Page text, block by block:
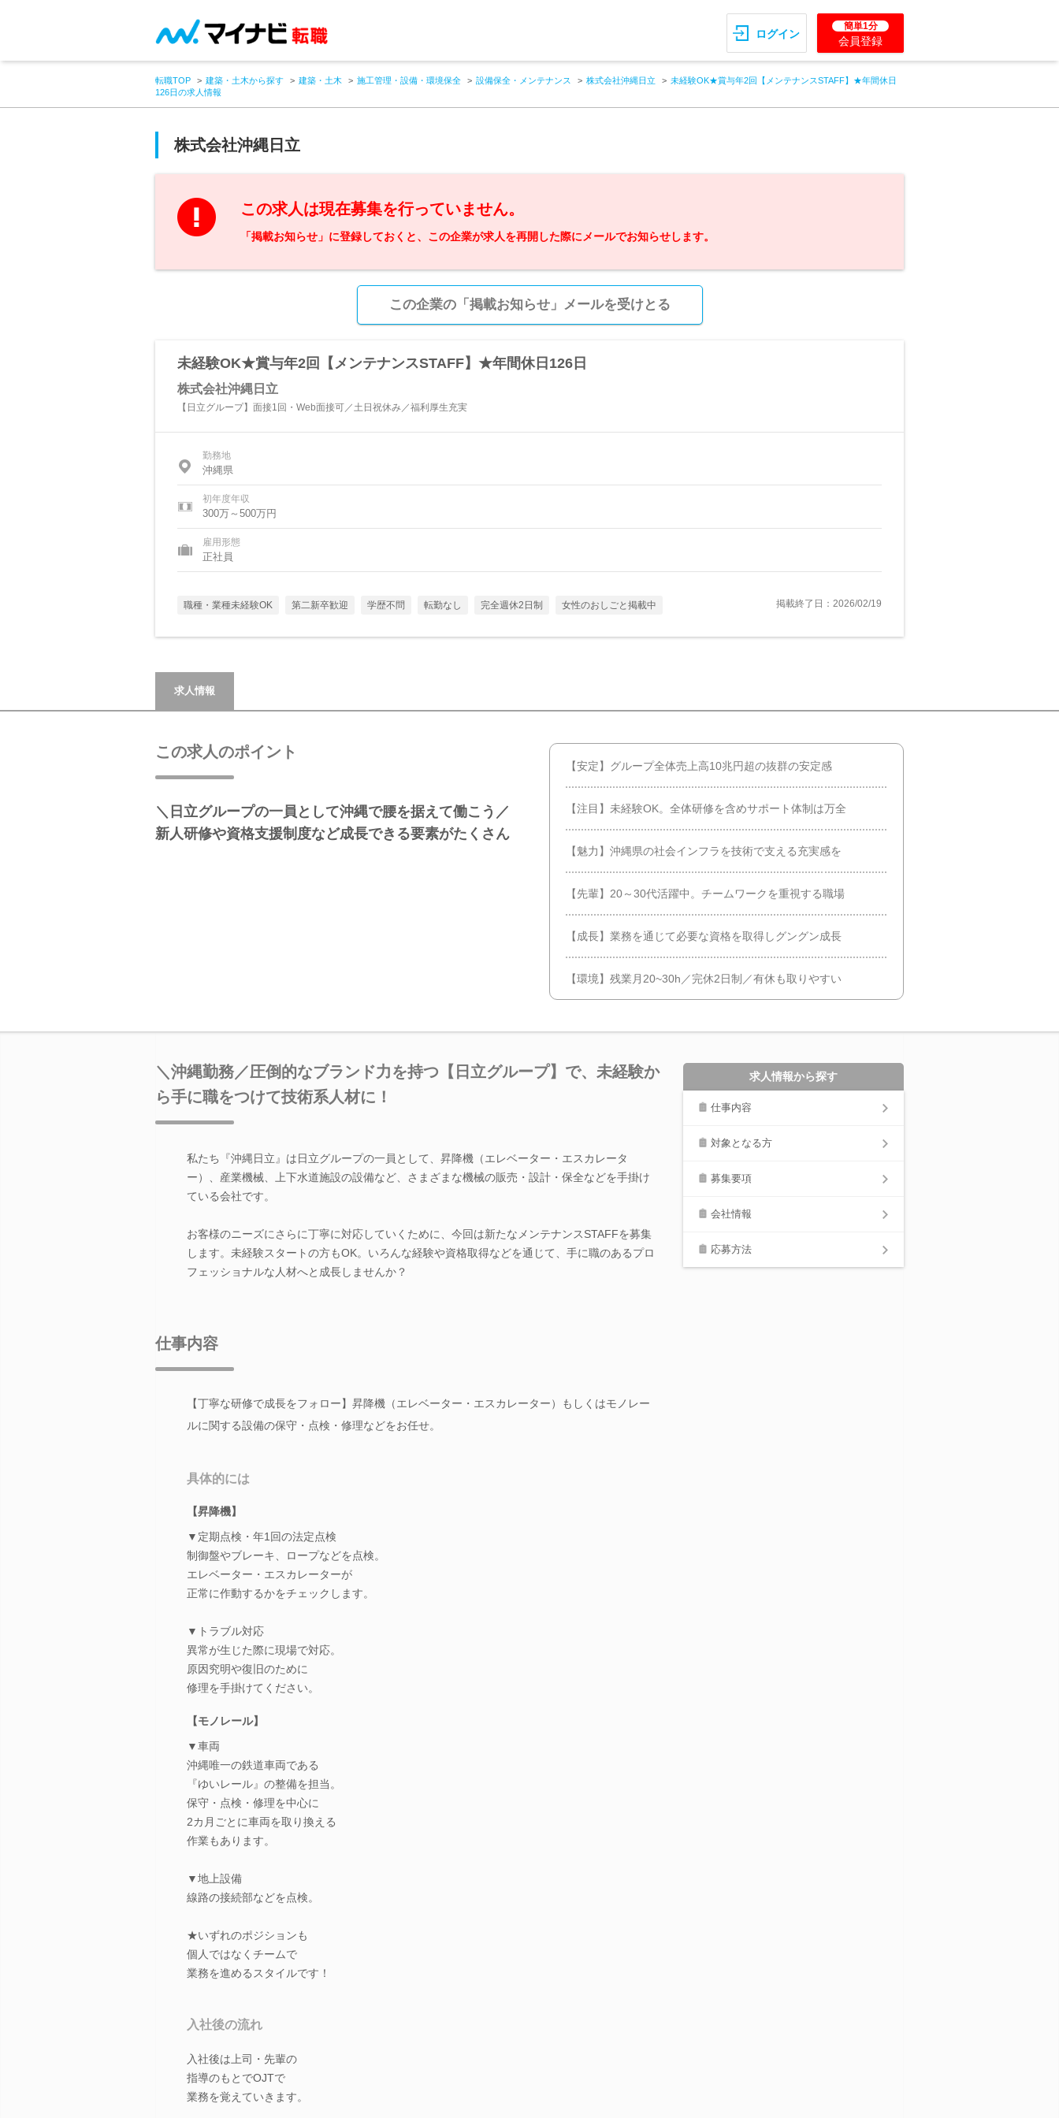
ログイン
簡単1分
会員登録
転職TOP 建築・土木から探す 建築・土木 施工管理・設備・環境保全 設備保全・メンテナンス 株式会社沖縄日立
未経験OK★賞与年2回【メンテナンスSTAFF】★年間休日
126日の求人情報
株式会社沖縄日立
この求人は現在募集を行っていません。
「掲載お知らせ」に登録しておくと、この企業が求人を再開した際にメールでお知らせします。
この企業の「掲載お知らせ」メールを受けとる
未経験OK★賞与年2回【メンテナンスSTAFF】★年間休日126日
株式会社沖縄日立
【日立グループ】面接1回・Web面接可／土日祝休み／福利厚生充実
勤務地
沖縄県
初年度年収
300万～500万円
雇用形態
正社員
職種・業種未経験OK 第二新卒歓迎 学歴不問 転勤なし 完全週休2日制 女性のおしごと掲載中 掲載終了日：2026/02/19
求人情報
この求人のポイント
＼日立グループの一員として沖縄で腰を据えて働こう／
新人研修や資格支援制度など成長できる要素がたくさん
【安定】グループ全体売上高10兆円超の抜群の安定感
【注目】未経験OK。全体研修を含めサポート体制は万全
【魅力】沖縄県の社会インフラを技術で支える充実感を
【先輩】20～30代活躍中。チームワークを重視する職場
【成長】業務を通じて必要な資格を取得しグングン成長
【環境】残業月20~30h／完休2日制／有休も取りやすい
＼沖縄勤務／圧倒的なブランド力を持つ【日立グループ】で、未経験か
ら手に職をつけて技術系人材に！
私たち『沖縄日立』は日立グループの一員として、昇降機（エレベーター・エスカレータ
ー）、産業機械、上下水道施設の設備など、さまざまな機械の販売・設計・保全などを手掛け
ている会社です。
お客様のニーズにさらに丁寧に対応していくために、今回は新たなメンテナンスSTAFFを募集
します。未経験スタートの方もOK。いろんな経験や資格取得などを通じて、手に職のあるプロ
フェッショナルな人材へと成長しませんか？
仕事内容
【丁寧な研修で成長をフォロー】昇降機（エレベーター・エスカレーター）もしくはモノレー
ルに関する設備の保守・点検・修理などをお任せ。
具体的には
【昇降機】
▼定期点検・年1回の法定点検
制御盤やブレーキ、ロープなどを点検。
エレベーター・エスカレーターが
正常に作動するかをチェックします。
▼トラブル対応
異常が生じた際に現場で対応。
原因究明や復旧のために
修理を手掛けてください。
【モノレール】
▼車両
沖縄唯一の鉄道車両である
『ゆいレール』の整備を担当。
保守・点検・修理を中心に
2カ月ごとに車両を取り換える
作業もあります。
▼地上設備
線路の接続部などを点検。
★いずれのポジションも
個人ではなくチームで
業務を進めるスタイルです！
入社後の流れ
入社後は上司・先輩の
指導のもとでOJTで
業務を覚えていきます。
求人情報から探す
仕事内容
対象となる方
募集要項
会社情報
応募方法